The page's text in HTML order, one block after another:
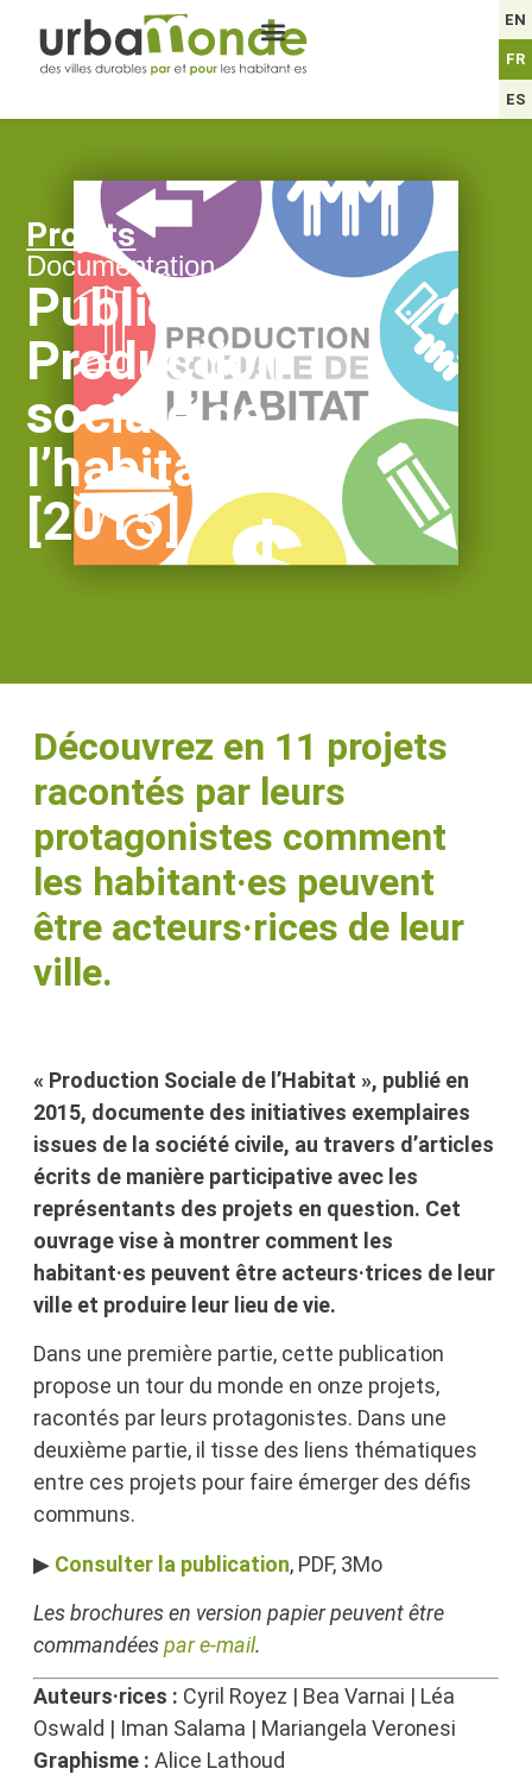
FR
EN
ES
Projets
Documentation
Publication :
Production
sociale de
l’habitat
[2015]
Découvrez en 11 projets
racontés par leurs
protagonistes comment
les habitant·es peuvent
être acteurs·rices de leur
ville.
« Production Sociale de l’Habitat », publié en
2015, documente des initiatives exemplaires
issues de la société civile, au travers d’articles
écrits de manière participative avec les
représentants des projets en question. Cet
ouvrage vise à montrer comment les
habitant·es peuvent être acteurs·trices de leur
ville et produire leur lieu de vie.
Dans une première partie, cette publication
propose un tour du monde en onze projets,
racontés par leurs protagonistes. Dans une
deuxième partie, il tisse des liens thématiques
entre ces projets pour faire émerger des défis
communs.
▶ Consulter la publication, PDF, 3Mo
Les brochures en version papier peuvent être
commandéespar e-mail.
Auteurs·rices : Cyril Royez | Bea Varnai | Léa
Oswald | Iman Salama | Mariangela Veronesi
Graphisme : Alice Lathoud